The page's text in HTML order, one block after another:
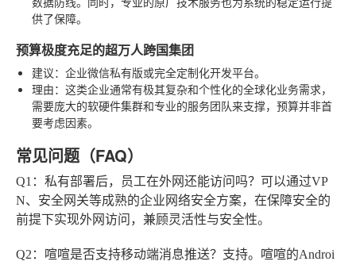
供了保障。
预算极度充足的超万人跨国集团
建议：企业微信私有版或完全定制化开发平台。
理由：这类企业通常有极其复杂和个性化的全球化业务需求，
需要庞大的软硬件集群和专业的服务团队来支撑，预算并非首
要考虑因素。
常见问题（FAQ）
Q1：私有部署后，员工在外网还能访问吗？ 可以通过VP
N、安全网关等成熟的企业网络安全方案，在保障安全的
前提下实现外网访问，兼顾灵活性与安全性。
Q2：喧喧是否支持移动端消息推送？ 支持。喧喧的Androi